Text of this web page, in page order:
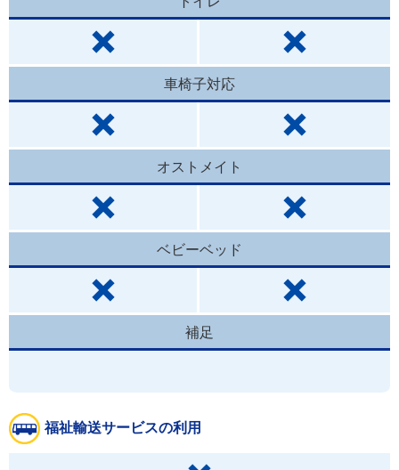
車椅子対応
オストメイト
ベビーベッド
補足
福祉輸送サービスの利用